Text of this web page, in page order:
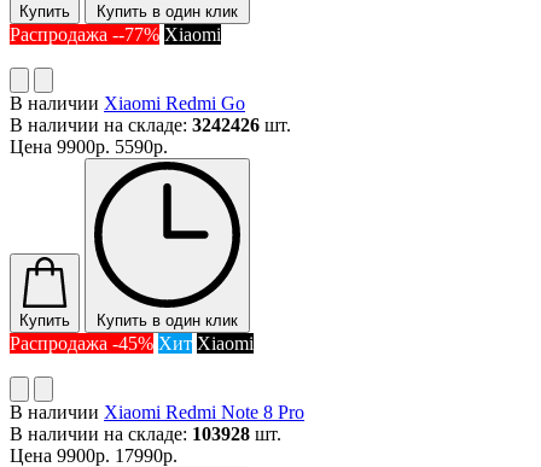
Купить Купить в один клик
Распродажа --77% Xiaomi
В наличии Xiaomi Redmi Go
В наличии на складе: 3242426 шт.
Цена 9900р. 5590р.
Купить Купить в один клик
Распродажа -45% Хит Xiaomi
В наличии Xiaomi Redmi Note 8 Pro
В наличии на складе: 103928 шт.
Цена 9900р. 17990р.